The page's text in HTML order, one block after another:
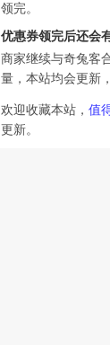
领完。
优惠券领完后还会
商家继续与奇兔客
量，本站均会更新
欢迎收藏本站， 值
更新。